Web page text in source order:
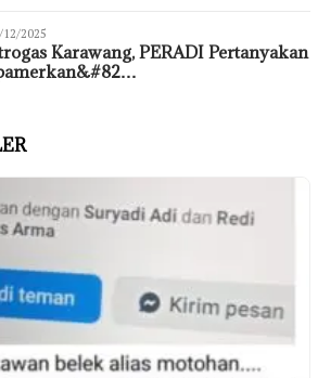
12/2025
Karawang, PERADI Pertanyakan